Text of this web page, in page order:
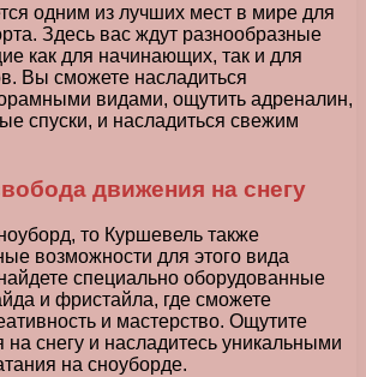
одним из лучших мест в мире для
Здесь вас ждут разнообразные
как для начинающих, так и для
Вы сможете насладиться
видами, ощутить адреналин,
спуски, и насладиться свежим
движения на снегу
то Куршевель также
возможности для этого вида
специально оборудованные
и фристайла, где сможете
и мастерство. Ощутите
снегу и насладитесь уникальными
на сноуборде.